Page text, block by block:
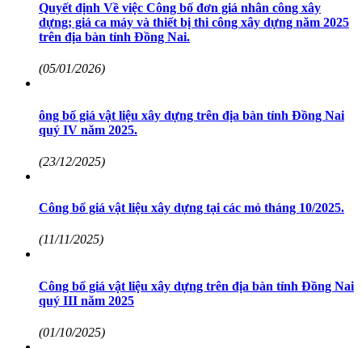
Quyết định Về việc Công bố đơn giá nhân công xây
dựng; giá ca máy và thiết bị thi công xây dựng năm 2025
trên địa bàn tỉnh Đồng Nai.
(05/01/2026)
ông bố giá vật liệu xây dựng trên địa bàn tỉnh Đồng Nai
quý IV năm 2025.
(23/12/2025)
Công bố giá vật liệu xây dựng tại các mỏ tháng 10/2025.
(11/11/2025)
Công bố giá vật liệu xây dựng trên địa bàn tỉnh Đồng Nai
quý III năm 2025
(01/10/2025)